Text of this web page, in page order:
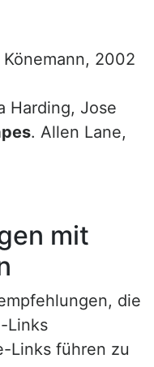
Könemann, 2002
Harding, Jose
. Allen Lane,
mit
die
Links
Links führen zu